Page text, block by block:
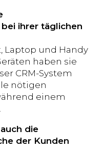
ihrer täglichen
Laptop und Handy
haben sie
CRM-System
nötigen
einem
die
der Kunden